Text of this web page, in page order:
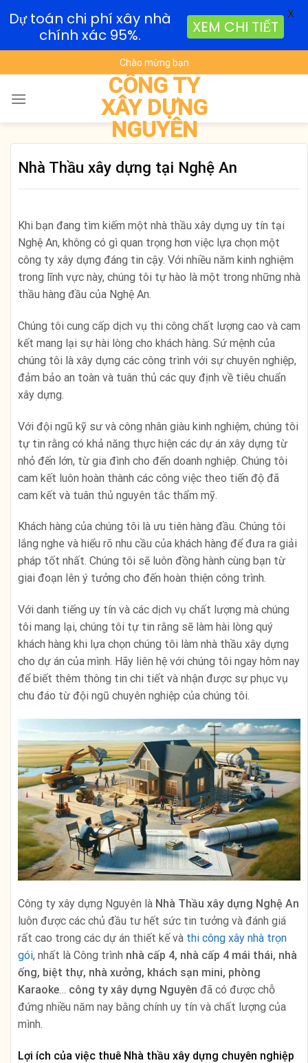
to
content
Chào mừng bạn
CÔNG TY
XÂY DỰNG
NGUYÊN
Nhà Thầu xây dựng tại Nghệ An
Khi bạn đang tìm kiếm một nhà thầu xây dựng uy tín tại
Nghệ An, không có gì quan trọng hơn việc lựa chọn một
công ty xây dựng đáng tin cậy. Với nhiều năm kinh nghiệm
trong lĩnh vực này, chúng tôi tự hào là một trong những nhà
thầu hàng đầu của Nghệ An.
Chúng tôi cung cấp dịch vụ thi công chất lượng cao và cam
kết mang lại sự hài lòng cho khách hàng. Sứ mệnh của
chúng tôi là xây dựng các công trình với sự chuyên nghiệp,
đảm bảo an toàn và tuân thủ các quy định về tiêu chuẩn
xây dựng.
Với đội ngũ kỹ sư và công nhân giàu kinh nghiệm, chúng tôi
tự tin rằng có khả năng thực hiện các dự án xây dựng từ
nhỏ đến lớn, từ gia đình cho đến doanh nghiệp. Chúng tôi
cam kết luôn hoàn thành các công việc theo tiến độ đã
cam kết và tuân thủ nguyên tắc thẩm mỹ.
Khách hàng của chúng tôi là ưu tiên hàng đầu. Chúng tôi
lắng nghe và hiểu rõ nhu cầu của khách hàng để đưa ra giải
pháp tốt nhất. Chúng tôi sẽ luôn đồng hành cùng bạn từ
giai đoạn lên ý tưởng cho đến hoàn thiện công trình.
Với danh tiếng uy tín và các dịch vụ chất lượng mà chúng
tôi mang lại, chúng tôi tự tin rằng sẽ làm hài lòng quý
khách hàng khi lựa chọn chúng tôi làm nhà thầu xây dựng
cho dự án của mình. Hãy liên hệ với chúng tôi ngay hôm nay
để biết thêm thông tin chi tiết và nhận được sự phục vụ
chu đáo từ đội ngũ chuyên nghiệp của chúng tôi.
Công ty xây dựng Nguyên là Nhà Thầu xây dựng Nghệ An
luôn được các chủ đầu tư hết sức tin tưởng và đánh giá
rất cao trong các dự án thiết kế và thi công xây nhà trọn
gói, nhất là Công trình nhà cấp 4, nhà cấp 4 mái thái, nhà
ống, biệt thự, nhà xưởng, khách sạn mini, phòng
Karaoke… công ty xây dựng Nguyên đã có được chỗ
đứng nhiều năm nay bằng chính uy tín và chất lượng của
mình.
Lợi ích của việc thuê Nhà thầu xây dựng chuyên nghiệp
Dự toán chi phí xây nhà
chính xác 95%.
XEM CHI TIẾT
X